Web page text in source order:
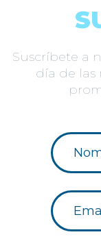
Suscríbete a
día de las